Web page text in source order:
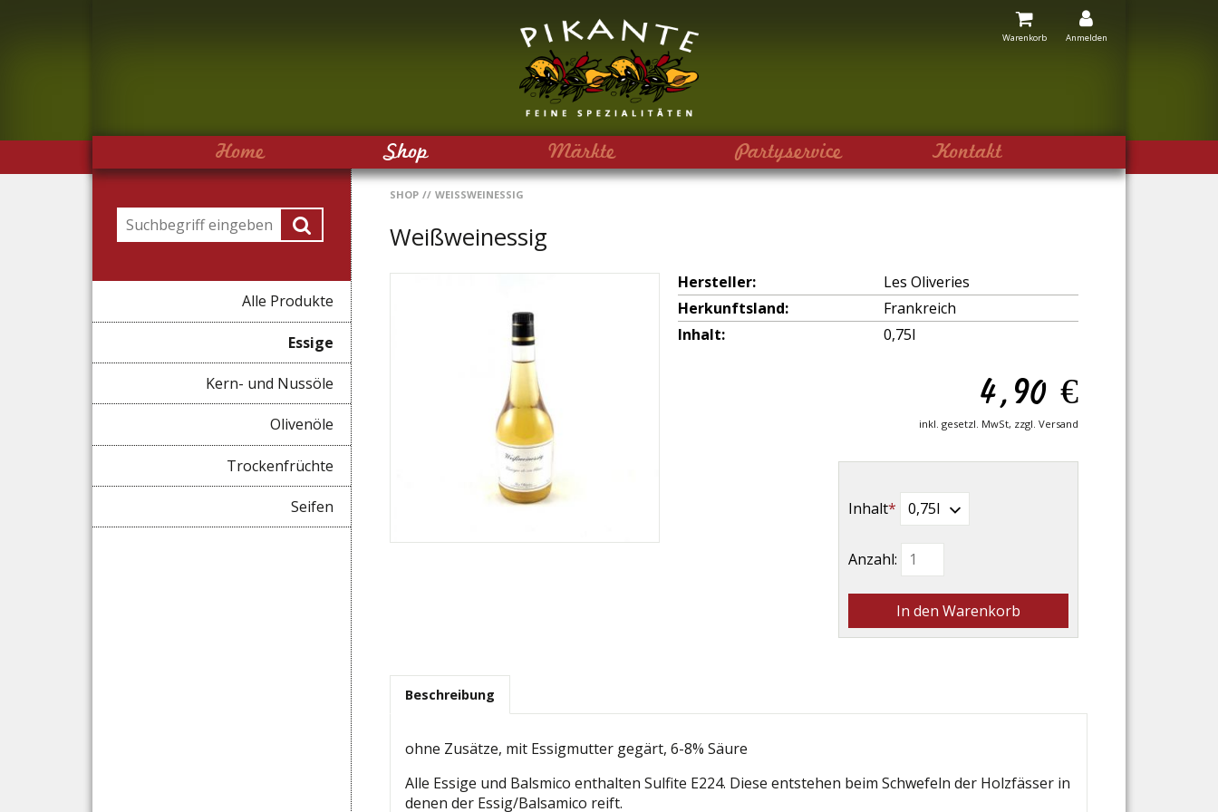
Anmelden
Warenkorb
Home Shop Märkte Partyservice Kontakt
SHOP // WEISSWEINESSIG
Weißweinessig
Hersteller:
Les Oliveries
Herkunftsland:
Frankreich
Inhalt:
0,75l
4,90 €
inkl. gesetzl. MwSt, zzgl. Versand
Pflichtfeld
Inhalt*
Anzahl:
Beschreibung
ohne Zusätze, mit Essigmutter gegärt, 6-8% Säure
Alle Essige und Balsmico enthalten Sulfite E224. Diese entstehen beim Schwefeln der Holzfässer in
denen der Essig/Balsamico reift.
Suchbegriffe
Alle Produkte
Essige
Kern- und Nussöle
Olivenöle
Trockenfrüchte
Seifen